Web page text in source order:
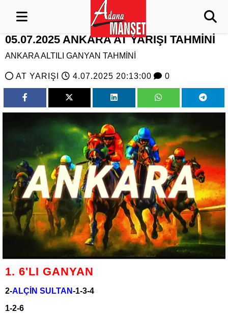
05.07.2025 ANKARA AT YARIŞI TAHMİNİ
ANKARA ALTILI GANYAN TAHMİNİ
AT YARIŞI 4.07.2025 20:13:00 0
1. 6'LI GANYAN
2-ALÇİN SULTAN-1-3-4
1-2-6